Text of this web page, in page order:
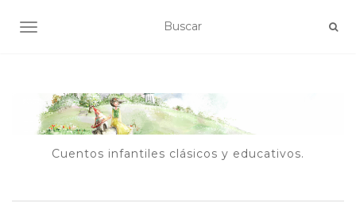
ALTERNAR NAVEGACIÓN
Cuentos infantiles clásicos y educativos.